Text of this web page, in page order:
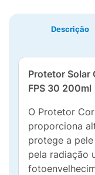
Descrição
Protetor Solar
FPS 30 200ml
O Protetor
proporciona
protege a
pela radiação